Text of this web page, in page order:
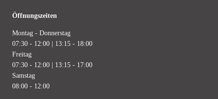
Öffnungszeiten
Montag - Donnerstag
07:30 - 12:00 | 13:15 - 18:00
Freitag
07:30 - 12:00 | 13:15 - 17:00
Samstag
08:00 - 12:00